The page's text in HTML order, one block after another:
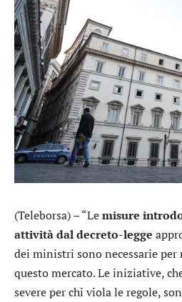
(Teleborsa) – “Lemisure
attività dal decreto-legge
dei ministri sono necessarie per
questo mercato. Le iniziative,
severe per chi viola le regole,